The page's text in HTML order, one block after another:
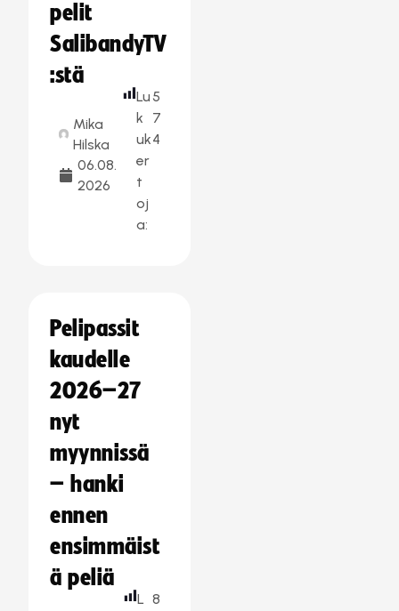
pelit
SalibandyTV
:stä
Mika
Hilska
06.08.
2026
Lu
k
uk
er
t
oj
a:
5
7
4
Pelipassit
kaudelle
2026–27
nyt
myynnissä
– hanki
ennen
ensimmäist
ä peliä
L 8